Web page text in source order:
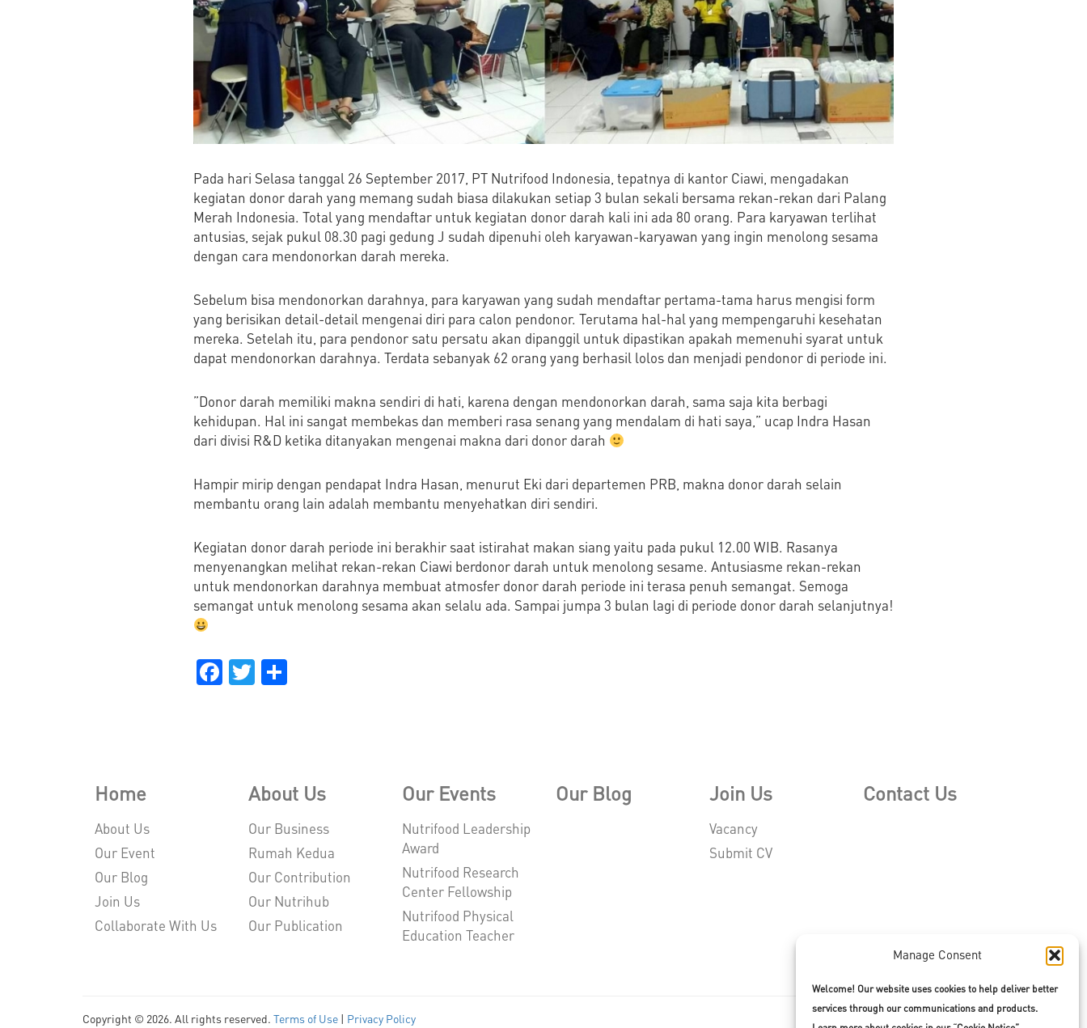
Manage Consent
Welcome! Our website uses cookies to help deliver better
services through our communications and products.
Pada hari Selasa tanggal 26 September 2017, PT Nutrifood Indonesia, tepatnya di kantor Ciawi, mengadakan
kegiatan donor darah yang memang sudah biasa dilakukan setiap 3 bulan sekali bersama rekan-rekan dari Palang
Merah Indonesia. Total yang mendaftar untuk kegiatan donor darah kali ini ada 80 orang. Para karyawan terlihat
antusias, sejak pukul 08.30 pagi gedung J sudah dipenuhi oleh karyawan-karyawan yang ingin menolong sesama
dengan cara mendonorkan darah mereka.
Sebelum bisa mendonorkan darahnya, para karyawan yang sudah mendaftar pertama-tama harus mengisi form
yang berisikan detail-detail mengenai diri para calon pendonor. Terutama hal-hal yang mempengaruhi kesehatan
mereka. Setelah itu, para pendonor satu persatu akan dipanggil untuk dipastikan apakah memenuhi syarat untuk
dapat mendonorkan darahnya. Terdata sebanyak 62 orang yang berhasil lolos dan menjadi pendonor di periode ini.
”Donor darah memiliki makna sendiri di hati, karena dengan mendonorkan darah, sama saja kita berbagi
kehidupan. Hal ini sangat membekas dan memberi rasa senang yang mendalam di hati saya,” ucap Indra Hasan
dari divisi R&D ketika ditanyakan mengenai makna dari donor darah
Hampir mirip dengan pendapat Indra Hasan, menurut Eki dari departemen PRB, makna donor darah selain
membantu orang lain adalah membantu menyehatkan diri sendiri.
Kegiatan donor darah periode ini berakhir saat istirahat makan siang yaitu pada pukul 12.00 WIB. Rasanya
menyenangkan melihat rekan-rekan Ciawi berdonor darah untuk menolong sesame. Antusiasme rekan-rekan
untuk mendonorkan darahnya membuat atmosfer donor darah periode ini terasa penuh semangat. Semoga
semangat untuk menolong sesama akan selalu ada. Sampai jumpa 3 bulan lagi di periode donor darah selanjutnya!
Facebook
Twitter
Home
About Us
Our Event
Our Blog
Join Us
Collaborate With Us
About Us
Our Business
Rumah Kedua
Our Contribution
Our Nutrihub
Our Publication
Our Events
Nutrifood Leadership
Award
Nutrifood Research
Center Fellowship
Nutrifood Physical
Education Teacher
Our Blog Join Us
Vacancy
Submit CV
Contact Us
Copyright © 2026. All rights reserved. Terms of Use | Privacy Policy